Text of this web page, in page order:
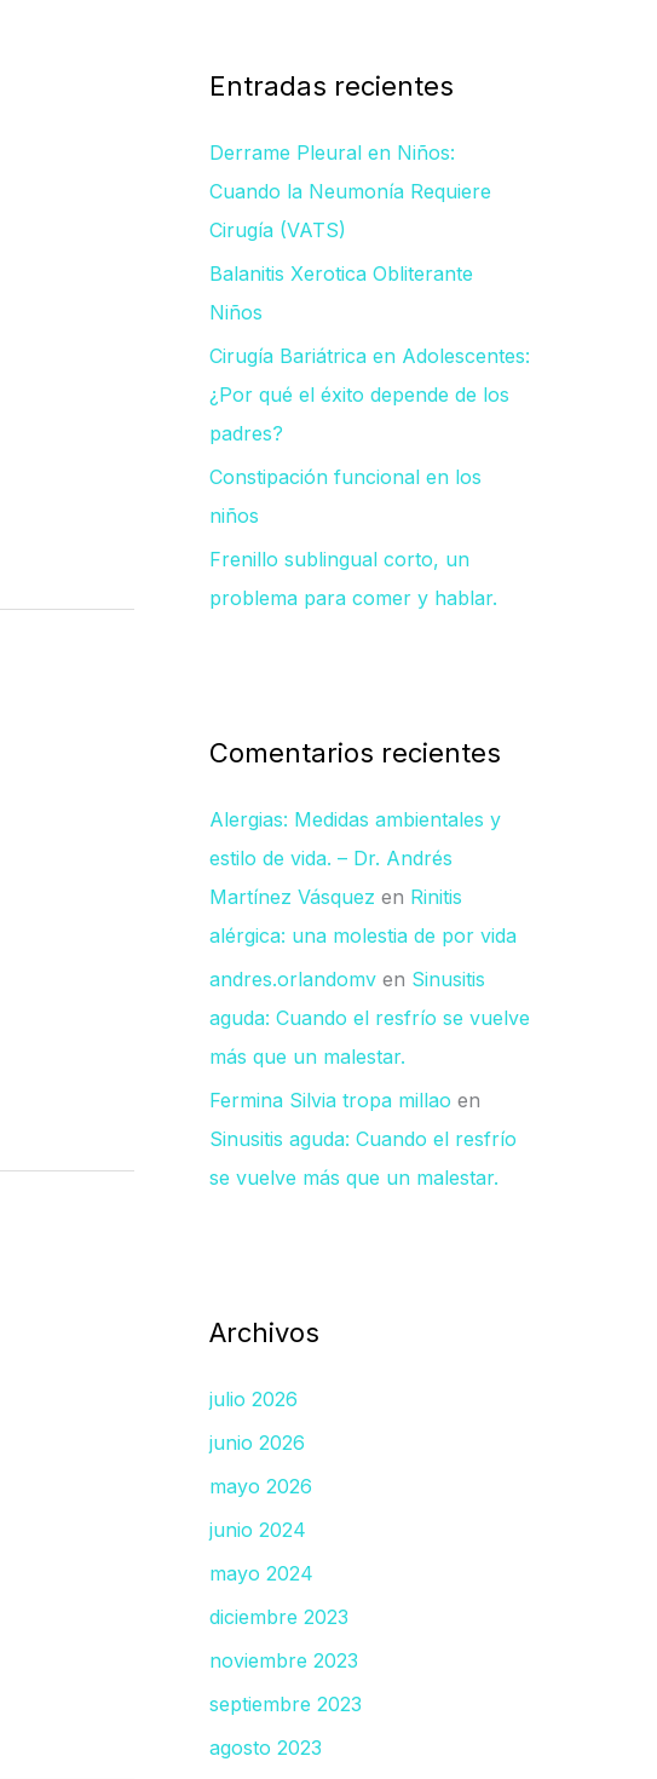
a
p
o
r
:
Entradas recientes
Derrame Pleural en Niños:
Cuando la Neumonía Requiere
Cirugía (VATS)
Balanitis Xerotica Obliterante
Niños
Cirugía Bariátrica en Adolescentes:
¿Por qué el éxito depende de los
padres?
Constipación funcional en los
niños
Frenillo sublingual corto, un
problema para comer y hablar.
Comentarios recientes
Alergias: Medidas ambientales y
estilo de vida. – Dr. Andrés
Martínez Vásquez en Rinitis
alérgica: una molestia de por vida
andres.orlandomv en Sinusitis
aguda: Cuando el resfrío se vuelve
más que un malestar.
Fermina Silvia tropa millao en
Sinusitis aguda: Cuando el resfrío
se vuelve más que un malestar.
Archivos
julio 2026
junio 2026
mayo 2026
junio 2024
mayo 2024
diciembre 2023
noviembre 2023
septiembre 2023
agosto 2023